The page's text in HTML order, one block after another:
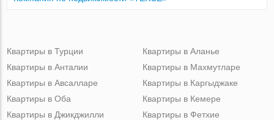
Квартиры в Турции
Квартиры в Анталии
Квартиры в Авсалларе
Квартиры в Оба
Квартиры в Джикджилли
Квартиры в Аланье
Квартиры в Махмутларе
Квартиры в Каргыджаке
Квартиры в Кемере
Квартиры в Фетхие